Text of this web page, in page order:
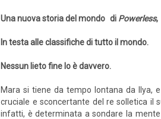
Una nuova storia del mondo di Powerless,
In testa alle classifiche di tutto il mondo.
Nessun lieto fine lo è davvero.
Mara si tiene da tempo lontana da Ilya,
cruciale e sconcertante del re solletica il
infatti, è determinata a sondare la